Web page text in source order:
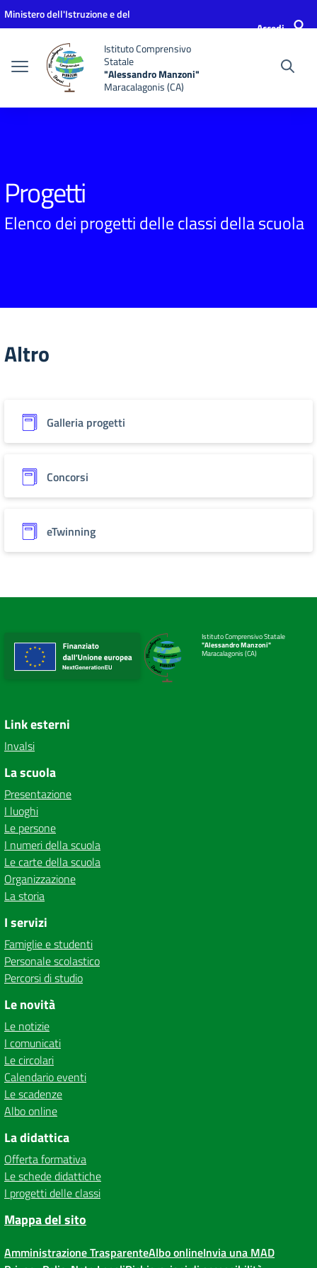
Vai ai contenuti
Vai al menu di navigazione
Vai al footer
Ministero dell'Istruzione e del
Accedi
Istituto Comprensivo
Statale
"Alessandro Manzoni"
Maracalagonis (CA)
Progetti
Elenco dei progetti delle classi della scuola
Altro
Galleria progetti
Concorsi
eTwinning
Istituto Comprensivo Statale
"Alessandro Manzoni"
Maracalagonis (CA)
Link esterni
Invalsi
La scuola
Presentazione
I luoghi
Le persone
I numeri della scuola
Le carte della scuola
Organizzazione
La storia
I servizi
Famiglie e studenti
Personale scolastico
Percorsi di studio
Le novità
Le notizie
I comunicati
Le circolari
Calendario eventi
Le scadenze
Albo online
La didattica
Offerta formativa
Le schede didattiche
I progetti delle classi
Mappa del sito
Amministrazione TrasparenteAlbo onlineInvia una MAD